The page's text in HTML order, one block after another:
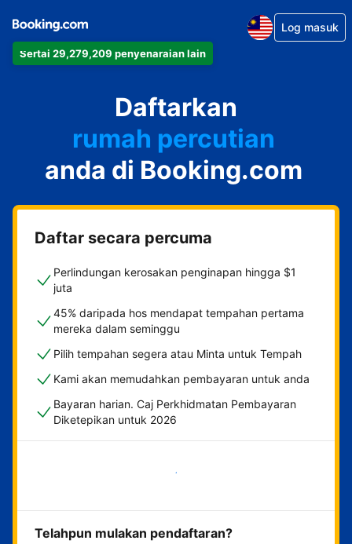
Sertai 29,279,209 penyenaraian lain
Log masuk
Daftarkan
apartmen
hotel
rumah percutian
rumah tamu
penginapan dan sarapan
anda di Booking.com
Daftar secara percuma
Perlindungan kerosakan penginapan hingga $1
juta
45% daripada hos mendapat tempahan pertama
mereka dalam seminggu
Pilih tempahan segera atau Minta untuk Tempah
Kami akan memudahkan pembayaran untuk anda
Bayaran harian. Caj Perkhidmatan Pembayaran
Diketepikan untuk 2026
Mulakan sekarang
Telahpun mulakan pendaftaran?